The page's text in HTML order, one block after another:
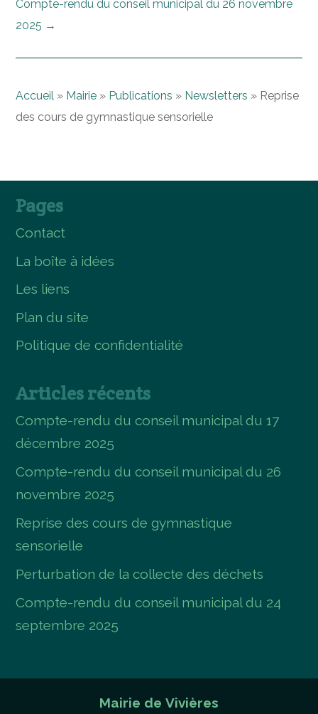
Compte-rendu du conseil municipal du 26 novembre
2025 →
Accueil » Mairie » Publications » Newsletters » Reprise
des cours de gymnastique sensorielle
Pages
Contact
La boîte à idées
Les liens
Plan du site
Politique de confidentialité
Articles récents
Compte-rendu du conseil municipal du 17
décembre 2025
Compte-rendu du conseil municipal du 26
novembre 2025
Reprise des cours de gymnastique
sensorielle
Perturbation de la collecte des déchets
Compte-rendu du conseil municipal du 24
septembre 2025
Mairie de Vivières